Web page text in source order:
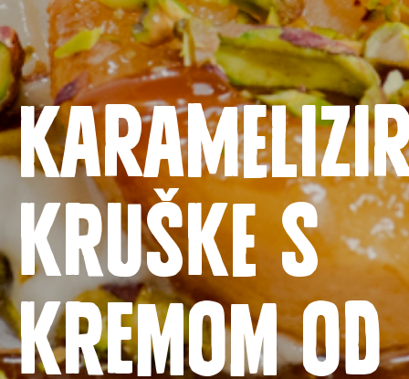
Naslovnica
Proizvodi
Recepti
Priča o ABC siru
kruške s
kremom od